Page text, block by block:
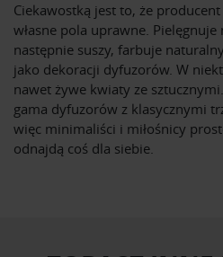
Ciekawostką jest to, że
własne pola uprawne.
następnie suszy, farbuje
jako dekoracji dyfuzorów. W
nawet żywe kwiaty ze
gama dyfuzorów z klasycznymi
więc minimaliści i miłośnicy
odnajdą coś dla siebie.